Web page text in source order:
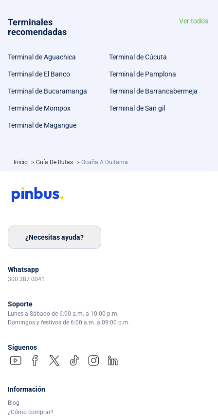
Terminales
recomendadas
Ver todos
Terminal de Aguachica Terminal de Cúcuta
Terminal de El Banco Terminal de Pamplona
Terminal de Bucaramanga Terminal de Barrancabermeja
Terminal de Mompox Terminal de San gil
Terminal de Magangue
Inicio > Guía De Rutas > Ocaña A Duitama
¿Necesitas ayuda?
Whatsapp
300 387 0041
Soporte
Lunes a Sábado de 6:00 a.m. a 10:00 p.m.
Domingos y festivos de 6:00 a.m. a 09:00 p.m.
Síguenos
Información
Blog
¿Cómo comprar?